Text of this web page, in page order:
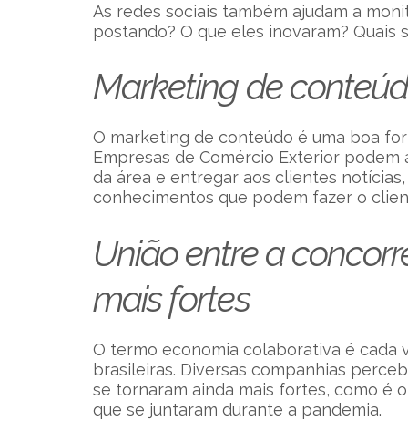
As redes sociais também ajudam a
postando? O que eles inovaram?
Marketing de
O marketing de conteúdo é uma boa
Empresas de Comércio Exterior
da área e entregar aos clientes
conhecimentos que podem fazer o
União entre a
mais fortes
O termo economia colaborativa é cada
brasileiras. Diversas companhias
se tornaram ainda mais fortes, como é
que se juntaram durante a pandemia.